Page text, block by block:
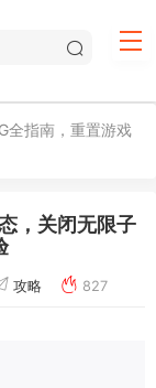
全指南，重置游戏
，关闭无限子
攻略 827